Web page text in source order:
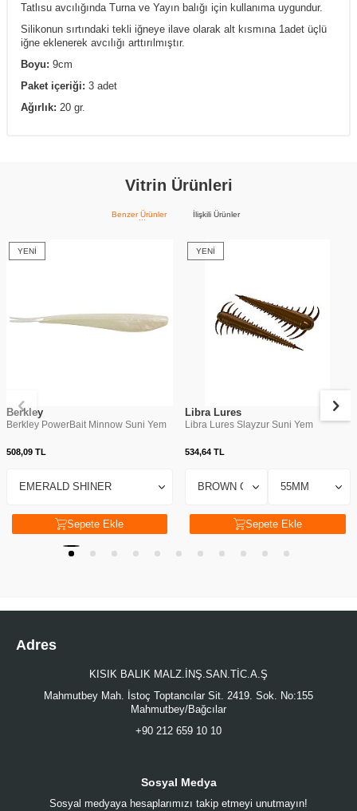
Tatlısu avcılığında Turna ve Yayın balığı için kullanıma uygundur.
Silikonun sırtındaki tekli iğneye ilave olarak alt kısmına 1adet üçlü
iğne eklenerek avcılığı arttırılmıştır.
Boyu: 9cm
Paket içeriği: 3 adet
Ağırlık: 20 gr.
Vitrin Ürünleri
Benzer Ürünler İlişkili Ürünler
YENI
Berkley
Berkley PowerBait Minnow Suni Yem
508,09 TL
Sepete Ekle
YENI
Libra Lures
Libra Lures Slayzur Suni Yem
534,64TL
Sepete Ekle
Adres
KISIK BALIK MALZ.İNŞ.SAN.TİC.A.Ş
Mahmutbey Mah. İstoç Toptancılar Sit. 2419. Sok. No:155
Mahmutbey/Bağcılar
+90 212 659 10 10
Sosyal Medya
Sosyal medyaya hesaplarımızı takip etmeyi unutmayın!